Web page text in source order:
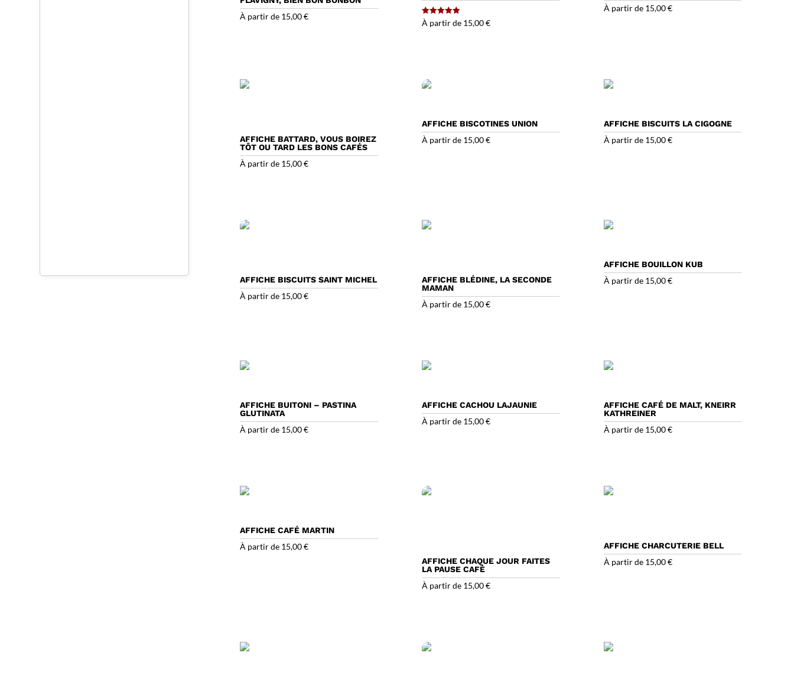
À partir de 15,00€
Note
5.00
À partir de 15,00€
À partir de 15,00€
AFFICHE BATTARD, VOUS BOIREZ
TÔT OU TARD LES BONS CAFÉS
À partir de 15,00€
AFFICHE BISCOTINES UNION
À partir de 15,00€
AFFICHE BISCUITS LA CIGOGNE
À partir de 15,00€
AFFICHE BISCUITS SAINT MICHEL
À partir de 15,00€
AFFICHE BLÉDINE, LA SECONDE
MAMAN
À partir de 15,00€
AFFICHE BOUILLON KUB
À partir de 15,00€
AFFICHE BUITONI – PASTINA
GLUTINATA
À partir de 15,00€
AFFICHE CACHOU LAJAUNIE
À partir de 15,00€
AFFICHE CAFÉ DE MALT, KNEIRR
KATHREINER
À partir de 15,00€
AFFICHE CAFÉ MARTIN
À partir de 15,00€
AFFICHE CHAQUE JOUR FAITES
LA PAUSE CAFÉ
À partir de 15,00€
AFFICHE CHARCUTERIE BELL
À partir de 15,00€